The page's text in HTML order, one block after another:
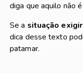
diga que aquilo não
Se a situação
dica desse texto
patamar.